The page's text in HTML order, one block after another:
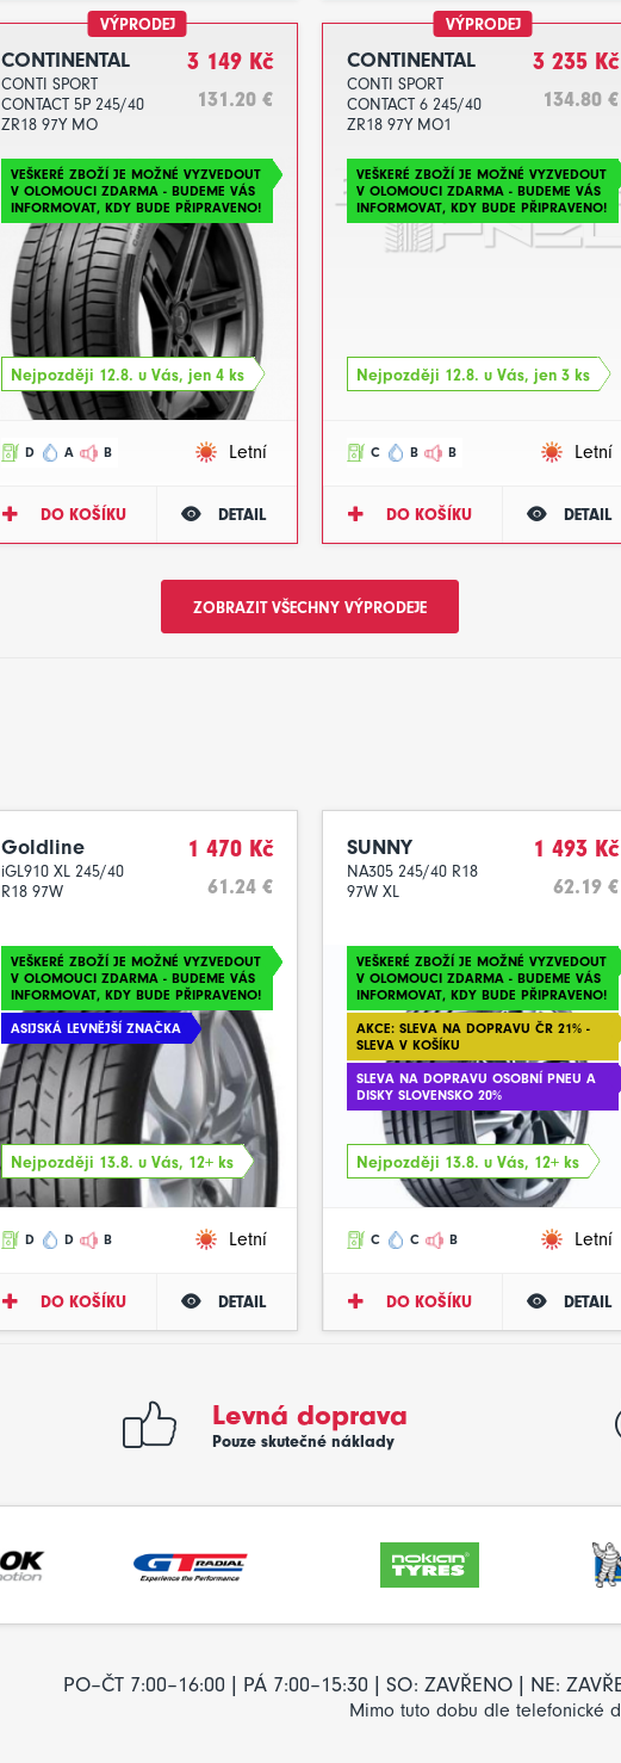
VÝPRODEJ
CONTINENTAL
CONTI SPORT
CONTACT 5P 245/40
ZR18 97Y MO
3 149 Kč
131.20 €
VEŠKERÉ ZBOŽÍ JE MOŽNÉ VYZVEDOUT
V OLOMOUCI ZDARMA - BUDEME VÁS
INFORMOVAT, KDY BUDE PŘIPRAVENO!
Nejpozději 12.8. u Vás, jen 4 ks
D A B Letní
DO KOŠÍKU DETAIL
VÝPRODEJ
CONTINENTAL
CONTI SPORT
CONTACT 6 245/40
ZR18 97Y MO1
3 235 Kč
134.80 €
VEŠKERÉ ZBOŽÍ JE MOŽNÉ VYZVEDOUT
V OLOMOUCI ZDARMA - BUDEME VÁS
INFORMOVAT, KDY BUDE PŘIPRAVENO!
Nejpozději 12.8. u Vás, jen 3 ks
C B B Letní
DO KOŠÍKU DETAIL
ZOBRAZIT VŠECHNY VÝPRODEJE
Goldline
iGL910 XL 245/40
R18 97W
1 470 Kč
61.24 €
VEŠKERÉ ZBOŽÍ JE MOŽNÉ VYZVEDOUT
V OLOMOUCI ZDARMA - BUDEME VÁS
INFORMOVAT, KDY BUDE PŘIPRAVENO!
ASIJSKÁ LEVNĚJŠÍ ZNAČKA
Nejpozději 13.8. u Vás, 12+ ks
D D B Letní
DO KOŠÍKU DETAIL
SUNNY
NA305 245/40 R18
97W XL
1 493 Kč
62.19 €
VEŠKERÉ ZBOŽÍ JE MOŽNÉ VYZVEDOUT
V OLOMOUCI ZDARMA - BUDEME VÁS
INFORMOVAT, KDY BUDE PŘIPRAVENO!
AKCE: SLEVA NA DOPRAVU ČR 21% -
SLEVA V KOŠÍKU
SLEVA NA DOPRAVU OSOBNÍ PNEU A
DISKY SLOVENSKO 20%
Nejpozději 13.8. u Vás, 12+ ks
C C B Letní
DO KOŠÍKU DETAIL
Levná doprava
Pouze skutečné náklady
PO–ČT 7:00–16:00 | PÁ 7:00–15:30 | SO: ZAVŘENO | NE:
Mimo tuto dobu dle telefonické